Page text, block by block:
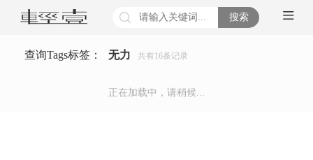
搜索
查询Tags标签： 无力 共有16条记录
正在加载中，请稍候...